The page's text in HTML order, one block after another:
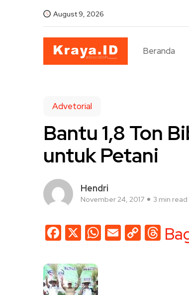
August 9, 2026
Beranda
Advetorial
Bantu 1,8 Ton
untuk Petani
Hendri
November 24, 2017 3 min read
Facebook
X WhatsApp
EmailCopy